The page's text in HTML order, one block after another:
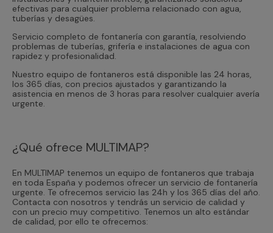
efectivas para cualquier problema relacionado con agua,
tuberías y desagües.
Servicio completo de fontanería con garantía, resolviendo
problemas de tuberías, grifería e instalaciones de agua con
rapidez y profesionalidad.
Nuestro equipo de fontaneros está disponible las 24 horas,
los 365 días, con precios ajustados y garantizando la
asistencia en menos de 3 horas para resolver cualquier avería
urgente.
¿Qué ofrece MULTIMAP?
En MULTIMAP tenemos un equipo de fontaneros que trabaja
en toda España y podemos ofrecer un servicio de fontanería
urgente. Te ofrecemos servicio las 24h y los 365 días del año.
Contacta con nosotros y tendrás un servicio de calidad y
con un precio muy competitivo. Tenemos un alto estándar
de calidad, por ello te ofrecemos: